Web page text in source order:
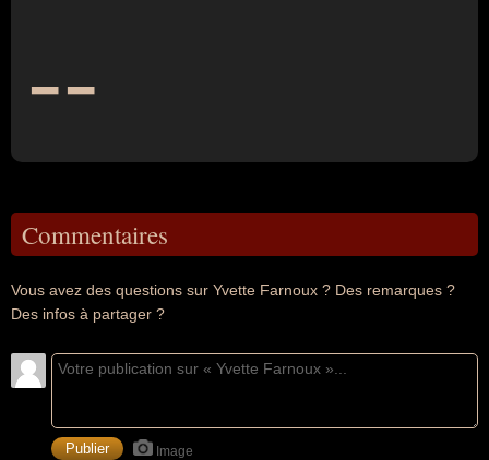
--
Commentaires
Vous avez des questions sur Yvette Farnoux ? Des remarques ?
Des infos à partager ?
Image